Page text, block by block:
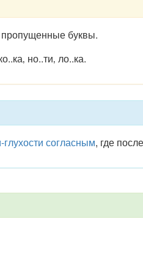
буквы.
но..ти‚ ло..ка.
согласным, где